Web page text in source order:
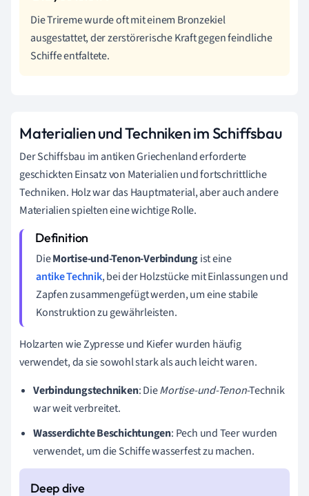
Die Trireme wurde oft mit einem Bronzekiel
ausgestattet, der zerstörerische Kraft gegen feindliche
Schiffe entfaltete.
Materialien und Techniken im Schiffsbau
Der Schiffsbau im antiken Griechenland erforderte
geschickten Einsatz von Materialien und fortschrittliche
Techniken. Holz war das Hauptmaterial, aber auch andere
Materialien spielten eine wichtige Rolle.
DieMortise-und-Tenon-Verbindungist eine
antike Technik, bei der Holzstücke mit Einlassungen und
Zapfen zusammengefügt werden, um eine stabile
Konstruktion zu gewährleisten.
Holzarten wie Zypresse und Kiefer wurden häufig
verwendet, da sie sowohl stark als auch leicht waren.
Verbindungstechniken: DieMortise-und-Tenon-Technik
war weit verbreitet.
Wasserdichte Beschichtungen: Pech und Teer wurden
verwendet, um die Schiffe wasserfest zu machen.